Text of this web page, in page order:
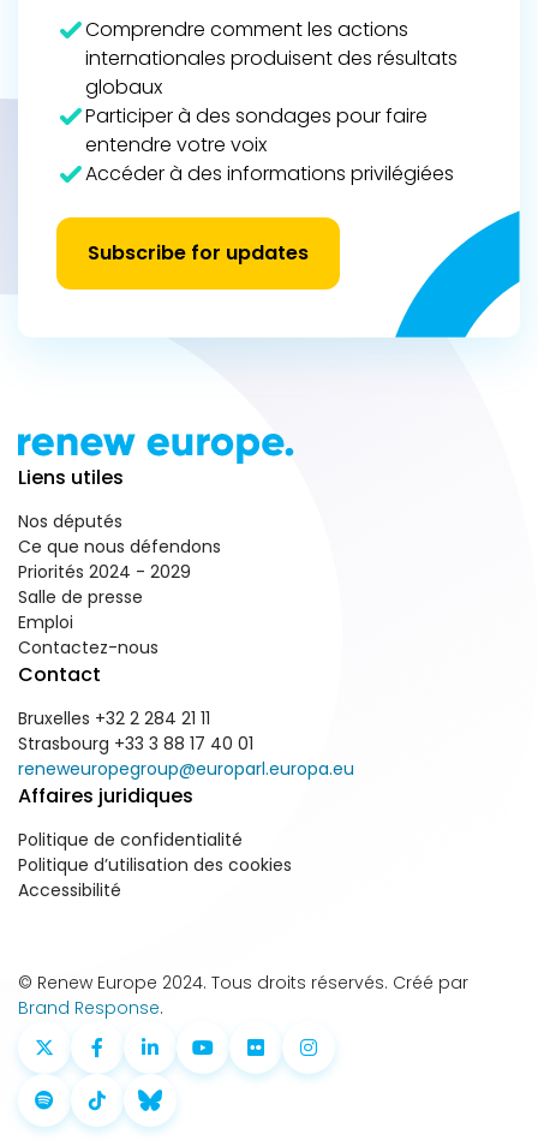
Comprendre comment les actions
internationales produisent des résultats
globaux
Participer à des sondages pour faire
entendre votre voix
Accéder à des informations privilégiées
Subscribe for updates
Liens utiles
Nos députés
Ce que nous défendons
Priorités 2024 - 2029
Salle de presse
Emploi
Contactez-nous
Contact
Bruxelles +32 2 284 21 11
Strasbourg +33 3 88 17 40 01
reneweuropegroup@europarl.europa.eu
Affaires juridiques
Politique de confidentialité
Politique d’utilisation des cookies
Accessibilité
© Renew Europe 2024. Tous droits réservés. Créé par
Brand Response.